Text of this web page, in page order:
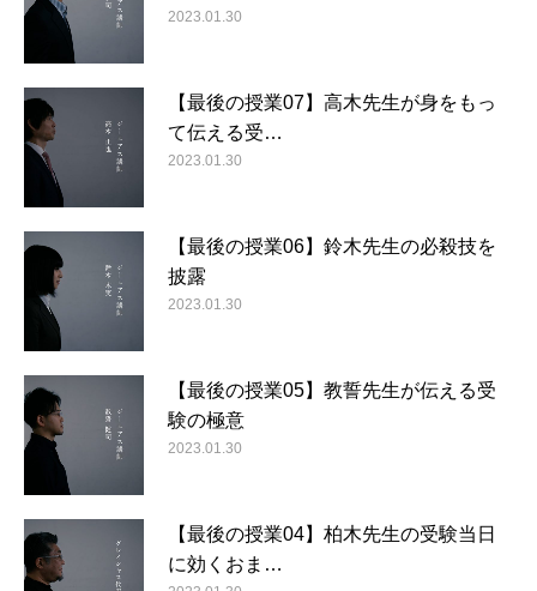
2023.01.30
【最後の授業07】高木先生が身をもっ
て伝える受…
2023.01.30
【最後の授業06】鈴木先生の必殺技を
披露
2023.01.30
【最後の授業05】教誓先生が伝える受
験の極意
2023.01.30
【最後の授業04】柏木先生の受験当日
に効くおま…